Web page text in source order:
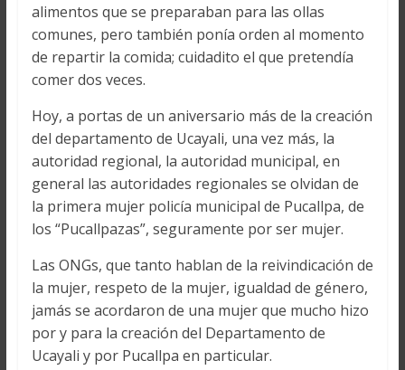
alimentos que se preparaban para las ollas
comunes, pero también ponía orden al momento
de repartir la comida; cuidadito el que pretendía
comer dos veces.
Hoy, a portas de un aniversario más de la creación
del departamento de Ucayali, una vez más, la
autoridad regional, la autoridad municipal, en
general las autoridades regionales se olvidan de
la primera mujer policía municipal de Pucallpa, de
los “Pucallpazas”, seguramente por ser mujer.
Las ONGs, que tanto hablan de la reivindicación de
la mujer, respeto de la mujer, igualdad de género,
jamás se acordaron de una mujer que mucho hizo
por y para la creación del Departamento de
Ucayali y por Pucallpa en particular.